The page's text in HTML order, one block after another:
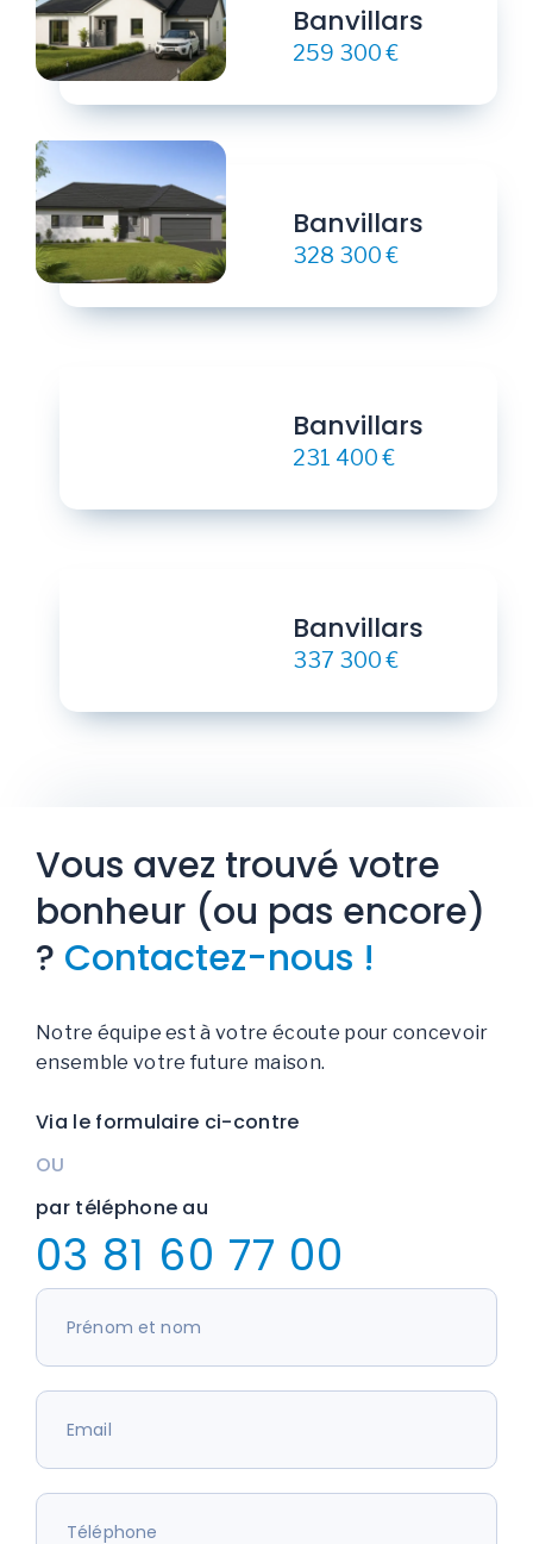
Banvillars
259 300 €
Banvillars
328 300 €
Banvillars
231 400 €
Banvillars
337 300 €
Vous avez trouvé votre
bonheur (ou pas encore)
? Contactez-nous !
Notre équipe est à votre écoute pour concevoir
ensemble votre future maison.
Via le formulaire ci-contre
OU
par téléphone au
03 81 60 77 00